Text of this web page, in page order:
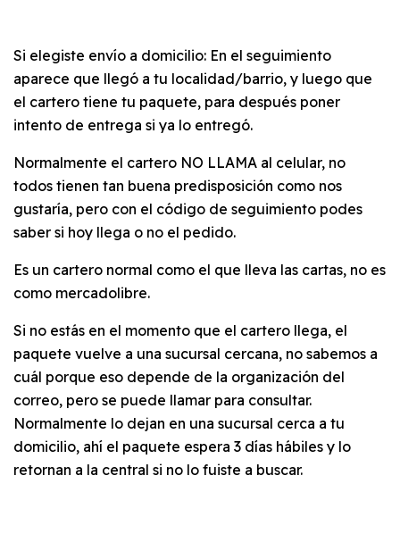
Si elegiste envío a domicilio: En el seguimiento
aparece que llegó a tu localidad/barrio, y luego que
el cartero tiene tu paquete, para después poner
intento de entrega si ya lo entregó.
Normalmente el cartero NO LLAMA al celular, no
todos tienen tan buena predisposición como nos
gustaría, pero con el código de seguimiento podes
saber si hoy llega o no el pedido.
Es un cartero normal como el que lleva las cartas, no es
como mercadolibre.
Si no estás en el momento que el cartero llega, el
paquete vuelve a una sucursal cercana, no sabemos a
cuál porque eso depende de la organización del
correo, pero se puede llamar para consultar.
Normalmente lo dejan en una sucursal cerca a tu
domicilio, ahí el paquete espera 3 días hábiles y lo
retornan a la central si no lo fuiste a buscar.